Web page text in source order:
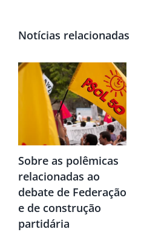
Notícias relacionadas
Sobre as polêmicas
relacionadas ao
debate de Federação
e de construção
partidária